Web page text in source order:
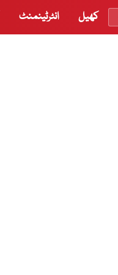
کھیل انٹرٹینمنٹ